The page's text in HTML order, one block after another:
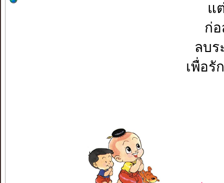
แ
ก่
ลบร
เพื่อรั